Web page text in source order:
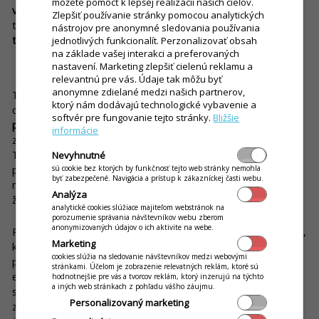
viacero obmedzenía rozhodnenie je vhodné pre každého
tu totiž
obmedzenie počtu živnostía vybrať si možno
tých voľných, spoločníci môžu byť maximálne piatia podobne.
Štandardný spôsob
Tento postup prešiel zmenou a návrhy na zápis do
obchodného registra je možné podávať užlen elektronicky a
podpísané elektronickým podpisom. Tí, ktorí ho nemajú
zriadený, môžu realizovať založenie eseročky aj
Treba však rátať s poplatkom za jeho služby a je potrebné
priniesť mu povinné prílohy, ako sú vyplnený formulár návrhu
na zápis, zakladateľské dokumenty, osvedčenie o
živnostenskom oprávnení a podobne.
Preto je čoraz populárnejšie využívaťporadenské spoločnosti ,
ktoré svoje služby poskytujú online. Takto sa vyhnete
poplatkom za ohlásenie voľných živností, ktoré pri
elektronickom podaní na živnostenský úrad nie sú
spoplatnené. Toto je riešenie zvlášť pre tých, ktorí nemajú
zriadený elektronický podpis. Cena za takéto služby sa začína
Zlepšiť používanie stránky pomocou analytických
nástrojov pre anonymné sledovania používania
jednotlivých funkcionalít. Perzonalizovať obsah
na základe vašej interakci a preferovaných
nastavení. Marketing zlepšiť cielenú reklamu a
relevantnú pre vás. Údaje tak môžu byť
anonymne zdielané medzi našich partnerov,
ktorý nám dodávajú technologické vybavenie a
softvér pre fungovanie tejto stránky.Bližšie
informácie
Nevyhnutné
sú cookie bez ktorých by funkčnosť tejto web stránky nemohla
byť zabezpečené. Navigácia a prístup k zákazníckej časti webu.
Analýza
analytické cookies slúžiace majiteľom webstránok na
porozumenie správania návštevníkov webu zberom
anonymizovaných údajov o ich aktivite na webe.
Marketing
cookies slúžia na sledovanie návštevníkov medzi webovými
stránkami. Účelom je zobrazenie relevatných reklám, ktoré sú
hodnotnejšie pre vás a tvorcov reklám, ktorý inzerujú na týchto
a iných web stránkach z pohľadu vášho záujmu.
Personalizovaný marketing